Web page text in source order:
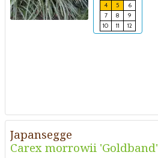
4
5
6
7
8
9
10
11 12
Japansegge
Carex morrowii 'Goldband'